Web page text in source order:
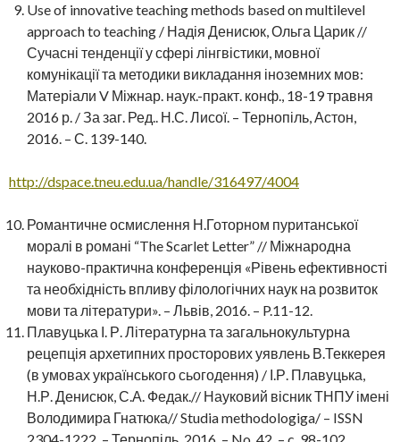
Use of innovative teaching methods based on multilevel
approach to teaching / Надія Денисюк, Ольга Царик //
Сучасні тенденції у сфері лінгвістики, мовної
комунікації та методики викладання іноземних мов:
Матеріали V Міжнар. наук.-практ. конф., 18-19 травня
2016 р. / За заг. Ред.. Н.С. Лисої. – Тернопіль, Астон,
2016. – С. 139-140.
http://dspace.tneu.edu.ua/handle/316497/4004
Романтичне осмислення Н.Готорном пуританської
моралі в романі “The Scarlet Letter” // Міжнародна
науково-практична конференція «Рівень ефективності
та необхідність впливу філологічних наук на розвиток
мови та літератури». – Львів, 2016. – P.11-12.
Плавуцька І. Р. Літературна та загальнокультурна
рецепція архетипних просторових уявлень В.Теккерея
(в умовах українського сьогодення) / І.Р. Плавуцька,
Н.Р. Денисюк, С.А. Федак.// Науковий вісник ТНПУ імені
Володимира Гнатюка// Studia methodologiga/ – ISSN